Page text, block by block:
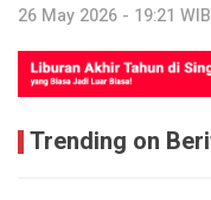
26 May 2026 - 19:21 WIB
Trending on